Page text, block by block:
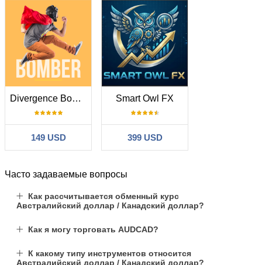
Divergence Bomber
149 USD
Smart Owl FX
399 USD
Часто задаваемые вопросы
Как рассчитывается обменный курс
Австралийский доллар / Канадский доллар?
Как я могу торговать AUDCAD?
К какому типу инструментов относится
Австралийский доллар / Канадский доллар?